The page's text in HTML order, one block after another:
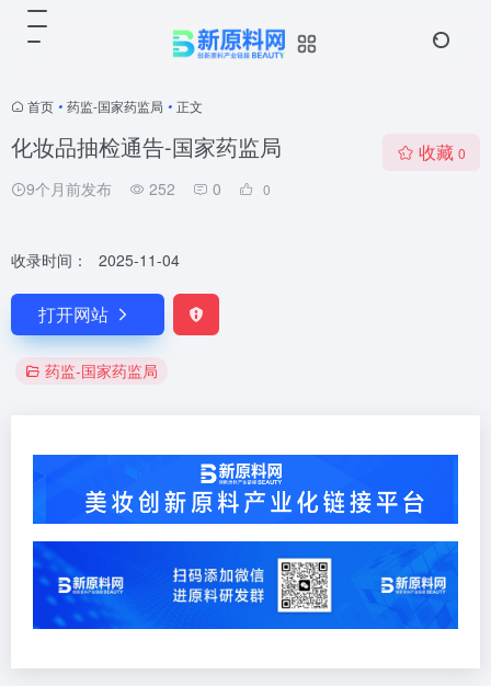
首页 • 药监-国家药监局 • 正文
化妆品抽检通告-国家药监局
9个月前发布 252 0 0
收藏 0
收录时间： 2025-11-04
打开网站
药监-国家药监局